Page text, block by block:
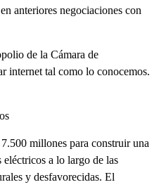
anteriores negociaciones con
de la Cámara de
internet tal como lo conocemos.
millones para construir una
eléctricos a lo largo de las
y desfavorecidas. El